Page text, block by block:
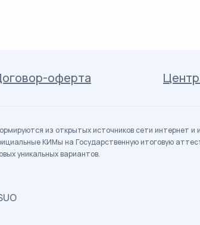
оферта
из открытых источников сети интернет и
КИМы на Государственную итоговую
уникальных вариантов.